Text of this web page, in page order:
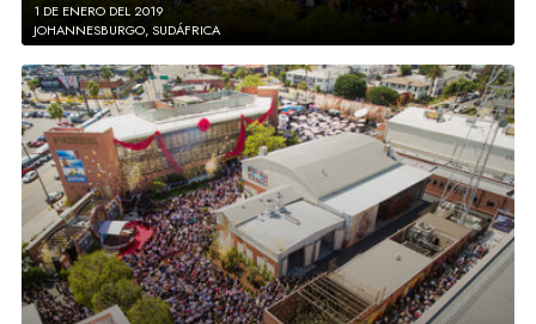
1 DE ENERO DEL 2019
JOHANNESBURGO, SUDÁFRICA